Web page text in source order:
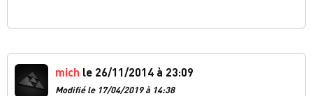
mich le 26/11/2014 à 23:09
Modifié le 17/04/2019 à 14:38